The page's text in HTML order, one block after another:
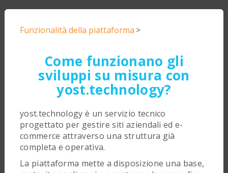
Funzionalità della piattaforma >
Come funzionano gli
sviluppi su misura con
yost.technology?
yost.technology è un servizio tecnico
progettato per gestire siti aziendali ed e-
commerce attraverso una struttura già
completa e operativa.
La piattaforma mette a disposizione una base,